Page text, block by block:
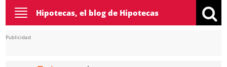
Toggle
navigation
Hipotecas, el blog de Hipotecas
Publicidad